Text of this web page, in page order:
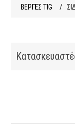
ΒΕΡΓΕΣ ΤΙG
/